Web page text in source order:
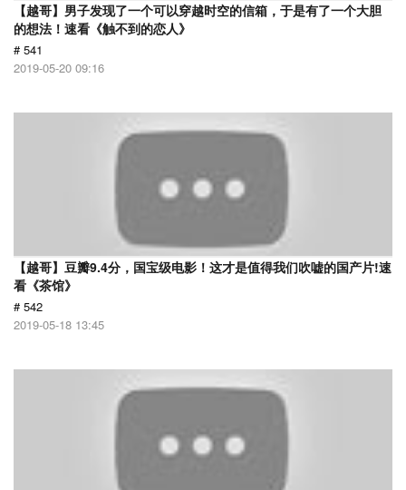
【越哥】男子发现了一个可以穿越时空的信箱，于是有了一个大胆
的想法！速看《触不到的恋人》
# 541
2019-05-20 09:16
【越哥】豆瓣9.4分，国宝级电影！这才是值得我们吹嘘的国产片!速
看《茶馆》
# 542
2019-05-18 13:45